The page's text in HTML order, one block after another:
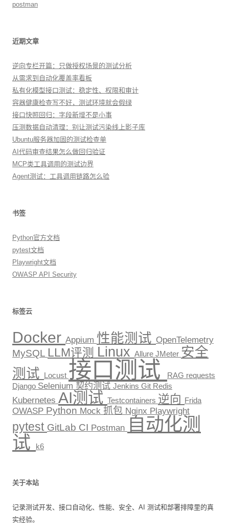
postman
近期文章
逆向专栏开篇：只做授权场景的测试分析
从需求到自动化覆盖率看板
私有化模型接口测试：稳定性、权限和审计
容器健康检查写不好，测试环境就会假绿
接口快照回归：字段新增不是小事
压测数据自动清理：别让测试污染线上影子库
Ubuntu服务器加固的测试检查单
AI代码审查结果怎么做回归验证
MCP类工具调用的测试边界
Agent测试：工具调用链路怎么验
书签
Python官方文档
pytest文档
Playwright文档
OWASP API Security
标签云
Docker Appium 性能测试 OpenTelemetry
MySQL LLM评测 Linux Allure JMeter 安全
测试 Locust 接口测试 RAG requests
Django Selenium 契约测试 Jenkins Git Redis
Kubernetes AI测试 Testcontainers 逆向 Frida
OWASP Python Mock 抓包 Nginx Playwright
pytest GitLab CI Postman 自动化测
试
k6
关于本站
记录测试开发、接口自动化、性能、安全、AI 测试和部署排障里的真
实经验。